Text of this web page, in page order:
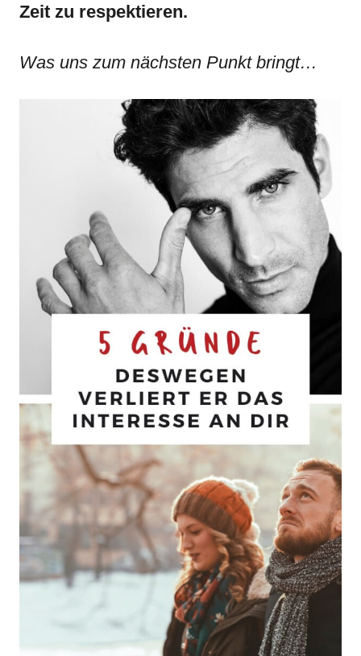
Zeit zu respektieren.
Was uns zum nächsten Punkt bringt…